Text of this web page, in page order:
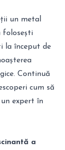
un metal
folosești
la început de
Continuă
cum să
expert în
a